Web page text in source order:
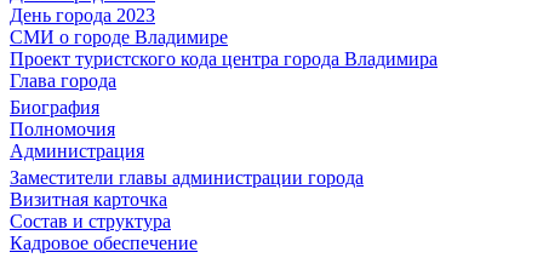
День города 2023
СМИ о городе Владимире
Проект туристского кода центра города Владимира
Глава города
Биография
Полномочия
Администрация
Заместители главы администрации города
Визитная карточка
Состав и структура
Кадровое обеспечение